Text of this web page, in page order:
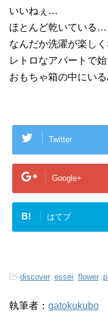
いいねぇ…
ほとんど乾いている…
なんだか洗濯が楽しく
レトロなアパートで
おもちゃ箱の中にい
Twitter
Google+
B! はてブ
-discover, essei flower,
執筆者： gatokukubo